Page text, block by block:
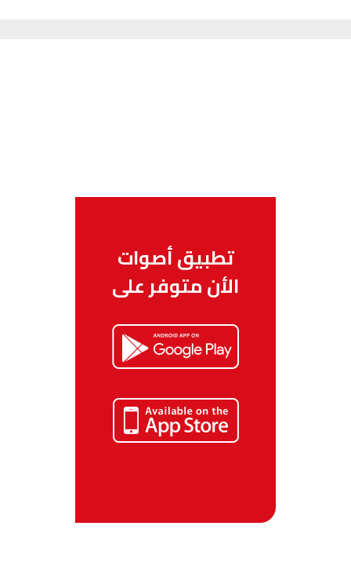
تطبيق أصوات
الأن متوفر على